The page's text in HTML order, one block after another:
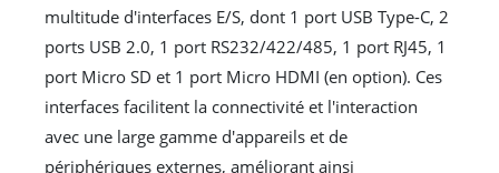
multitude d'interfaces E/S, dont 1 port USB Type-C, 2
ports USB 2.0, 1 port RS232/422/485, 1 port RJ45, 1
port Micro SD et 1 port Micro HDMI (en option). Ces
interfaces facilitent la connectivité et l'interaction
avec une large gamme d'appareils et de
périphériques externes, améliorant ainsi